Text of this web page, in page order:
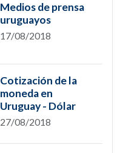
Medios de prensa
uruguayos
17/08/2018
Cotización de la
moneda en
Uruguay - Dólar
27/08/2018